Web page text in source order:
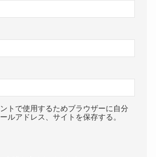
トで使用するためブラウザーに自分
ルアドレス、サイトを保存する。